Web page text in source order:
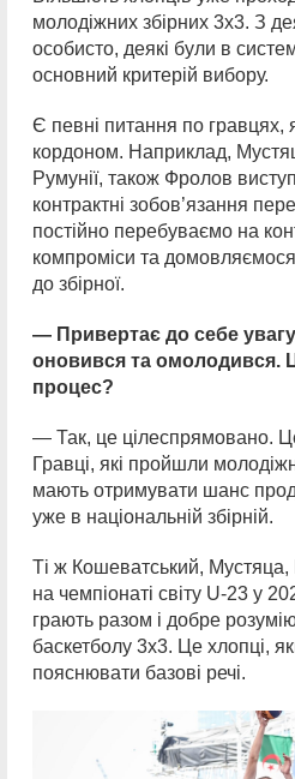
молодіжних збірних 3х3. З
особисто, деякі були в
основний критерій вибору.
Є певні питання по гравцях,
кордоном. Наприклад,
Румунії, також Фролов
контрактні зобов’язання
постійно перебуваємо на
компроміси та
до збірної.
— Привертає до себе
оновився та омолодився.
процес?
— Так, це цілеспрямовано.
Гравці, які пройшли
мають отримувати шанс
уже в національній збірній.
Ті ж Кошеватський,
на чемпіонаті світу U-23 у
грають разом і добре
баскетболу 3х3. Це хлопці,
пояснювати базові речі.